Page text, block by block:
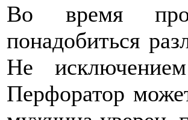
Во время
понадобиться
Не
Перфоратор